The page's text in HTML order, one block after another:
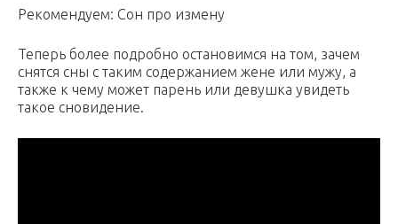
Рекомендуем: Сон про измену
Теперь более подробно остановимся на том, зачем
снятся сны с таким содержанием жене или мужу, а
также к чему может парень или девушка увидеть
такое сновидение.